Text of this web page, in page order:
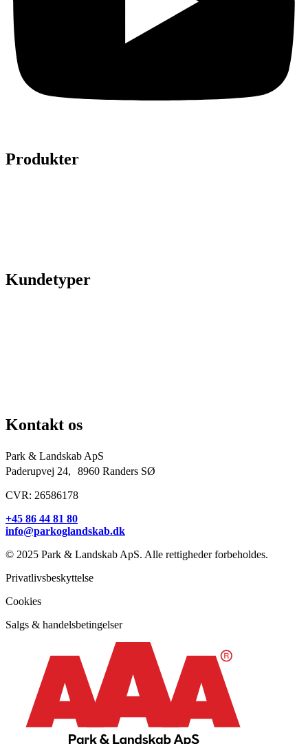
Produkter
Kundetyper
Kontakt os
Park & Landskab ApS
Paderupvej 24, 8960 Randers SØ
CVR: 26586178
+45 86 44 81 80
info@parkoglandskab.dk
© 2025 Park & Landskab ApS. Alle rettigheder forbeholdes.
Privatlivsbeskyttelse
Cookies
Salgs & handelsbetingelser